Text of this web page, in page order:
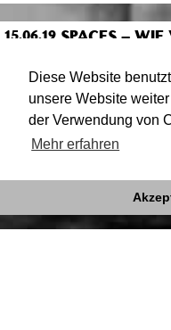
Diese Website
unsere Website
der Verwendung von
Mehr erfahren
15.06.19 SPACES –
FOYER
Vernissage der
Erna Schmidt-